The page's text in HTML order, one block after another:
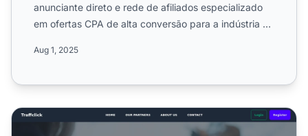
anunciante direto e rede de afiliados especializado
em ofertas CPA de alta conversão para a indústria de
Aug 1, 2025
Programa de Afiliados TraffClick